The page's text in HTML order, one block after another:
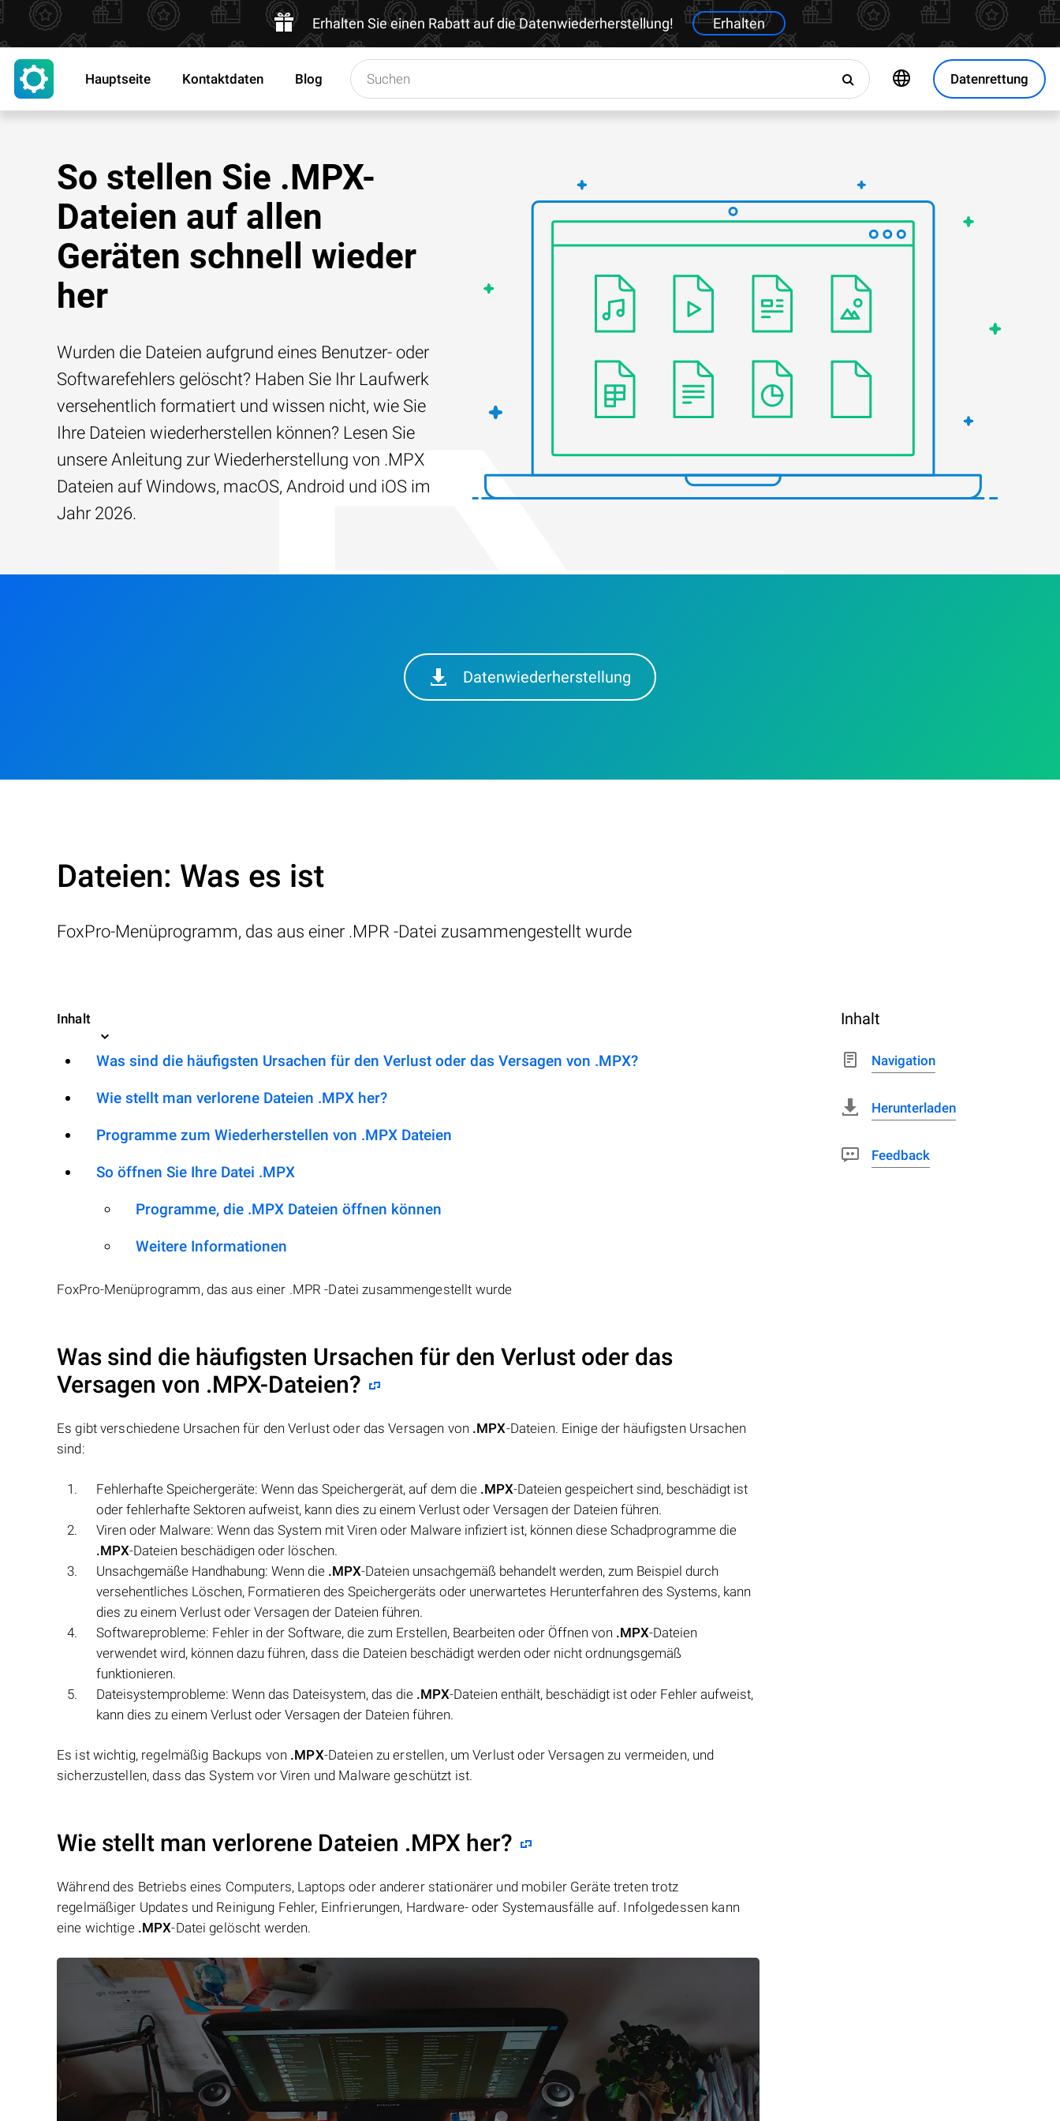
Erhalten Sie einen Rabatt auf die Datenwiederherstellung! Erhalten
Datenrettung
Hauptseite Kontaktdaten Blog
So stellen Sie .MPX-
Dateien auf allen
Geräten schnell wieder
her
Wurden die Dateien aufgrund eines Benutzer- oder
Softwarefehlers gelöscht? Haben Sie Ihr Laufwerk
versehentlich formatiert und wissen nicht, wie Sie
Ihre Dateien wiederherstellen können? Lesen Sie
unsere Anleitung zur Wiederherstellung von .MPX
Dateien auf Windows, macOS, Android und iOS im
Jahr 2026.
Datenwiederherstellung
Dateien: Was es ist
FoxPro-Menüprogramm, das aus einer .MPR -Datei zusammengestellt wurde
Inhalt
Was sind die häufigsten Ursachen für den Verlust oder das Versagen von .MPX?
Wie stellt man verlorene Dateien .MPX her?
Programme zum Wiederherstellen von .MPX Dateien
So öffnen Sie Ihre Datei .MPX
Programme, die .MPX Dateien öffnen können
Weitere Informationen
FoxPro-Menüprogramm, das aus einer .MPR -Datei zusammengestellt wurde
Was sind die häufigsten Ursachen für den Verlust oder das
Versagen von .MPX-Dateien?
Es gibt verschiedene Ursachen für den Verlust oder das Versagen von .MPX-Dateien. Einige der häufigsten Ursachen
sind:
Fehlerhafte Speichergeräte: Wenn das Speichergerät, auf dem die .MPX-Dateien gespeichert sind, beschädigt ist
oder fehlerhafte Sektoren aufweist, kann dies zu einem Verlust oder Versagen der Dateien führen.
Viren oder Malware: Wenn das System mit Viren oder Malware infiziert ist, können diese Schadprogramme die
.MPX-Dateien beschädigen oder löschen.
Unsachgemäße Handhabung: Wenn die .MPX-Dateien unsachgemäß behandelt werden, zum Beispiel durch
versehentliches Löschen, Formatieren des Speichergeräts oder unerwartetes Herunterfahren des Systems, kann
dies zu einem Verlust oder Versagen der Dateien führen.
Softwareprobleme: Fehler in der Software, die zum Erstellen, Bearbeiten oder Öffnen von .MPX-Dateien
verwendet wird, können dazu führen, dass die Dateien beschädigt werden oder nicht ordnungsgemäß
funktionieren.
Dateisystemprobleme: Wenn das Dateisystem, das die .MPX-Dateien enthält, beschädigt ist oder Fehler aufweist,
kann dies zu einem Verlust oder Versagen der Dateien führen.
Es ist wichtig, regelmäßig Backups von .MPX-Dateien zu erstellen, um Verlust oder Versagen zu vermeiden, und
sicherzustellen, dass das System vor Viren und Malware geschützt ist.
Wie stellt man verlorene Dateien .MPX her?
Während des Betriebs eines Computers, Laptops oder anderer stationärer und mobiler Geräte treten trotz
regelmäßiger Updates und Reinigung Fehler, Einfrierungen, Hardware- oder Systemausfälle auf. Infolgedessen kann
eine wichtige .MPX-Datei gelöscht werden.
Inhalt
Navigation
Herunterladen
Feedback